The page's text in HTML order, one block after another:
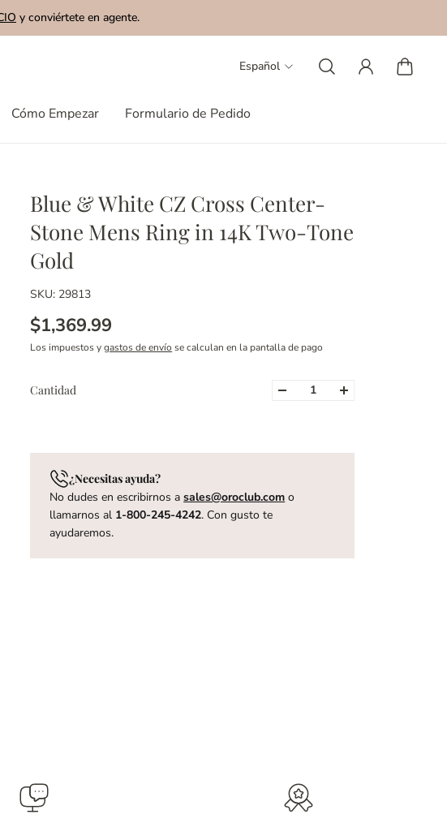
y conviértete en agente.
Cómo Empezar Formulario de Pedido
Español
Blue & White CZ Cross Center-
Stone Mens Ring in 14K Two-Tone
Gold
SKU: 29813
$1,369.99
Los impuestos ygastos de envío se calculan en la pantalla de pago
Cantidad
¿Necesitas ayuda?
No dudes en escribirnos asales@oroclub.com o
llamarnos al 1-800-245-4242. Con gusto te
ayudaremos.